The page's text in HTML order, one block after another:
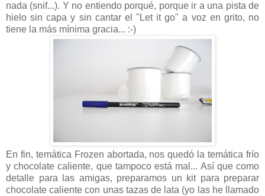
nada (snif...). Y no entiendo porqué, porque ir a una pista de
hielo sin capa y sin cantar el "Let it go" a voz en grito, no
tiene la más mínima gracia... :-)
En fin, temática Frozen abortada, nos quedó la temática frío
y chocolate caliente, que tampoco está mal... Así que como
detalle para las amigas, preparamos un kit para preparar
chocolate caliente con unas tazas de lata (yo las he llamado